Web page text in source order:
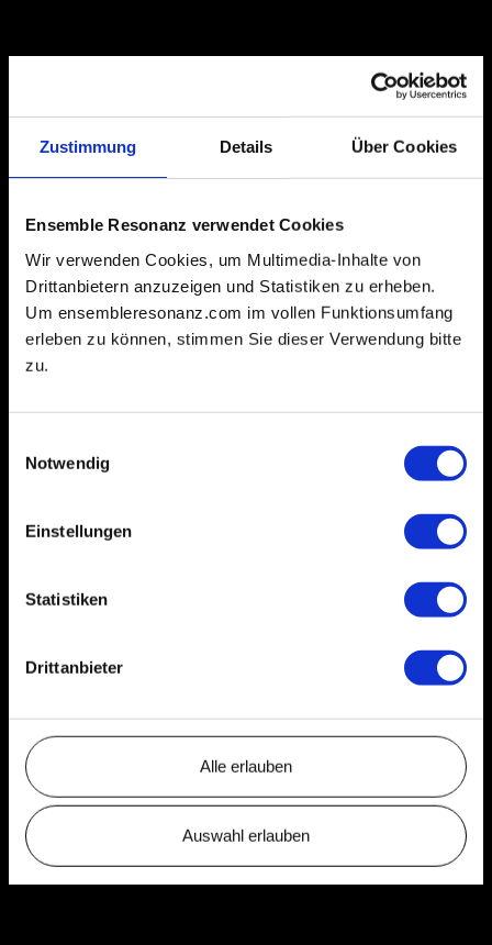
Zustimmung Details Über Cookies
Ensemble Resonanz verwendet Cookies
Wir verwenden Cookies, um Multimedia-Inhalte von
Drittanbietern anzuzeigen und Statistiken zu erheben.
Um ensembleresonanz.com im vollen Funktionsumfang
erleben zu können, stimmen Sie dieser Verwendung bitte
zu.
Notwendig
Einstellungen
Statistiken
Drittanbieter
Alle erlauben
Auswahl erlauben